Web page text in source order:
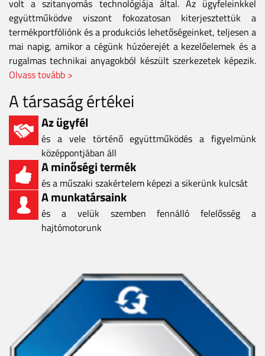
volt a szitanyomás technológiája által. Az ügyfeleinkkel
együttműködve viszont fokozatosan kiterjesztettük a
termékportfóliónk és a produkciós lehetőségeinket, teljesen a
mai napig, amikor a cégünk húzóerejét a kezelőelemek és a
rugalmas technikai anyagokból készült szerkezetek képezik.
Olvass tovább >
A társaság értékei
Az ügyfél
és a vele történő együttműködés a figyelmünk
középpontjában áll
A minőségi termék
és a műszaki szakértelem képezi a sikerünk kulcsát
A munkatársaink
és a velük szemben fennálló felelősség a
hajtómotorunk